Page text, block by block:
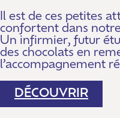
Il est de ces petites
confortent dans
Un infirmier, futur
des chocolats en
l’accompagnement
DÉCOUVRIR:
UN